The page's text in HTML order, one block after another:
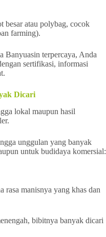
besar atau polybag, cocok
farming).
Banyuasin terpercaya, Anda
sertifikasi, informasi
Dicari
lokal maupun hasil
unggulan yang banyak
untuk budidaya komersial:
rasa manisnya yang khas dan
bibitnya banyak dicari